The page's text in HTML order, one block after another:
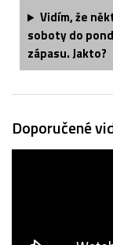
Vidím, že
soboty do
zápasu. Jakto?
Doporučené